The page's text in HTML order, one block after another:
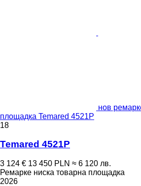
нов
площадка Temared 4521P
18
Temared 4521P
3 124 € 13 450 PLN ≈ 6 120 лв.
Ремарке ниска товарна площадка
2026